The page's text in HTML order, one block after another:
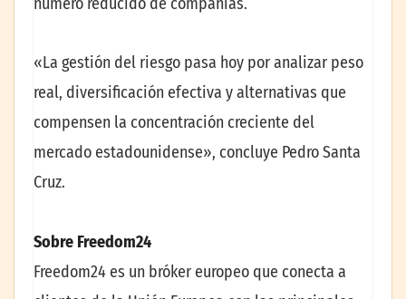
«La gestión del riesgo pasa hoy por analizar peso
real, diversificación efectiva y alternativas que
compensen la concentración creciente del
mercado estadounidense», concluye Pedro Santa
Cruz.
Sobre Freedom24
Freedom24 es un bróker europeo que conecta a